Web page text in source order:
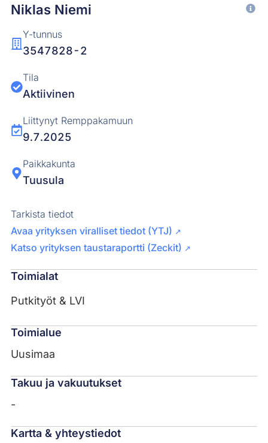
Niklas Niemi
Y-tunnus
3547828-2
Tila
Aktiivinen
Liittynyt Remppakamuun
9.7.2025
Paikkakunta
Tuusula
Tarkista tiedot
Avaa yrityksen viralliset tiedot (YTJ) ↗
Katso yrityksen taustaraportti (Zeckit) ↗
Toimialat
Putkityöt & LVI
Toimialue
Uusimaa
Takuu ja vakuutukset
-
Kartta & yhteystiedot